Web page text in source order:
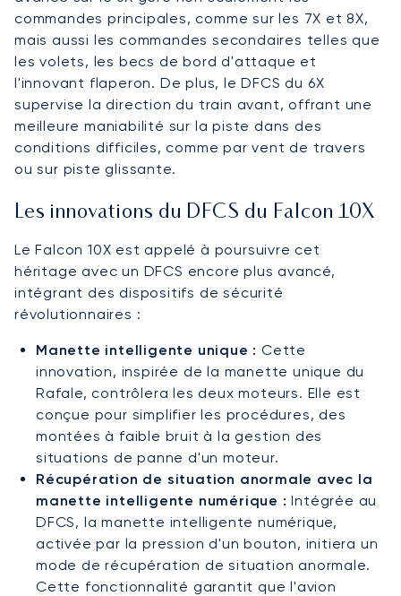
commandes principales, comme sur les 7X et 8X,
mais aussi les commandes secondaires telles que
les volets, les becs de bord d'attaque et
l'innovant flaperon. De plus, le DFCS du 6X
supervise la direction du train avant, offrant une
meilleure maniabilité sur la piste dans des
conditions difficiles, comme par vent de travers
ou sur piste glissante.
Les innovations du DFCS du Falcon 10X
Le Falcon 10X est appelé à poursuivre cet
héritage avec un DFCS encore plus avancé,
intégrant des dispositifs de sécurité
révolutionnaires :
Manette intelligente unique : Cette
innovation, inspirée de la manette unique du
Rafale, contrôlera les deux moteurs. Elle est
conçue pour simplifier les procédures, des
montées à faible bruit à la gestion des
situations de panne d'un moteur.
Récupération de situation anormale avec la
manette intelligente numérique : Intégrée au
DFCS, la manette intelligente numérique,
activée par la pression d'un bouton, initiera un
mode de récupération de situation anormale.
Cette fonctionnalité garantit que l'avion